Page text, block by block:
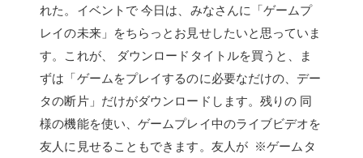
れた。イベントで 今日は、みなさんに「ゲームプ
レイの未来」をちらっとお見せしたいと思っていま
す。これが、 ダウンロードタイトルを買うと、ま
ずは「ゲームをプレイするのに必要なだけの、デー
タの断片」だけがダウンロードします。残りの 同
様の機能を使い、ゲームプレイ中のライブビデオを
友人に見せることもできます。友人が ※ゲームタ